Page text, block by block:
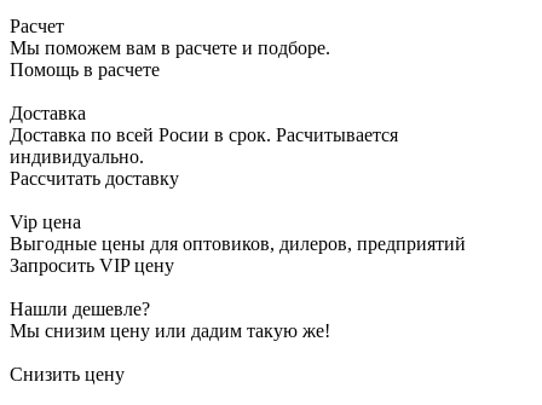
Расчет
Мы поможем вам в расчете и подборе.
Помощь в расчете
Доставка
Доставка по всей Росии в срок. Расчитывается
индивидуально.
Рассчитать доставку
Vip цена
Выгодные цены для оптовиков, дилеров, предприятий
Запросить VIP цену
Нашли дешевле?
Мы снизим цену или дадим такую же!
Снизить цену